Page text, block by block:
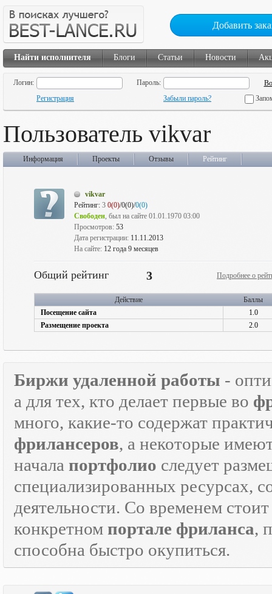
Добавить
Найти исполнителя Блоги Статьи Новости
Логин:
Пароль:
Регистрация
Забыли пароль?
Пользователь vikvar
Информация Проекты Отзывы Рейтинг
vikvar
Рейтинг: 3 0(0)/0(0)/0(0)
Свободен, был на сайте 01.01.1970 03:00
Просмотров: 53
Дата регистрации: 11.11.2013
На сайте: 12 года 9 месяцев
Общий рейтинг 3 Подробнее о
Действие
Баллы
Посещение сайта
1.0
Размещение проекта
2.0
Биржи удаленной работы -
а для тех, кто делает первые во
много, какие-то содержат
фрилансеров, а некоторые
начала портфолио следует
специализированных ресурсах,
деятельности. Со временем
конкретном портале фриланса,
способна быстро окупиться.